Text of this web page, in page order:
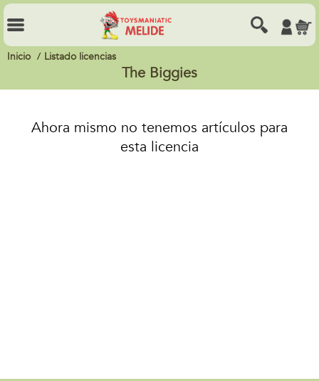
Inicio Listado licencias
The Biggies
Ahora mismo no tenemos artículos para
esta licencia